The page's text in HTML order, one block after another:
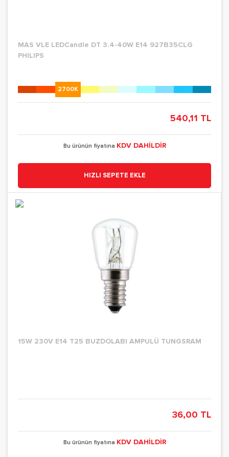
MAS VLE LEDCandle DT 3.4-40W E14 927B35CLG
PHILIPS
2700K
540,11 TL
Bu ürünün fiyatına KDV DAHİLDİR
HIZLI SEPETE EKLE
15W 230V E14 T25 BUZDOLABI AMPULÜ TUNGSRAM
36,00 TL
Bu ürünün fiyatına KDV DAHİLDİR